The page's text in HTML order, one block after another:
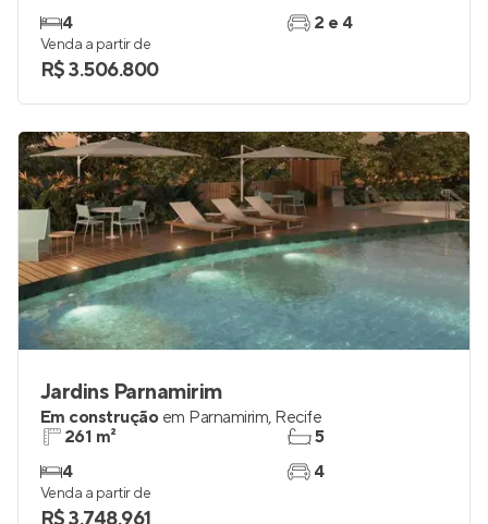
4
2 e 4
Venda a partir de
R$ 3.506.800
Jardins Parnamirim
Em construção em Parnamirim, Recife
261 m²
4
5
4
Venda a partir de